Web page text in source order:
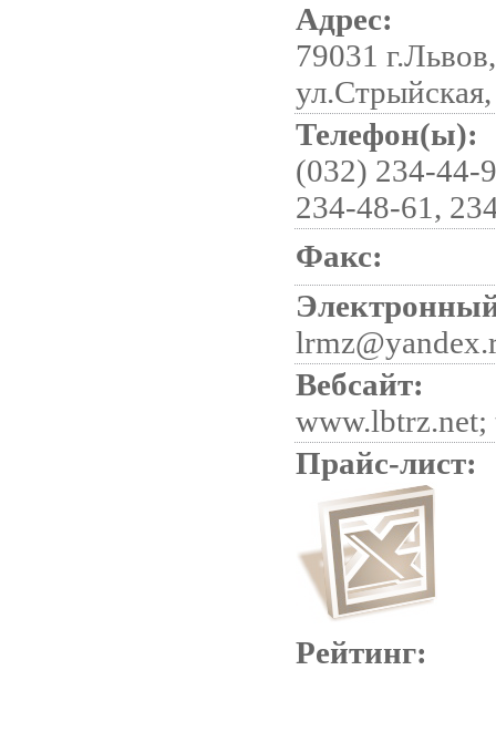
Адрес:
79031 г.Львов,
Телефон(ы):
(032) 234-44-
234-48-61,
Факс:
Вебсайт:
Прайс-лист:
Рейтинг: